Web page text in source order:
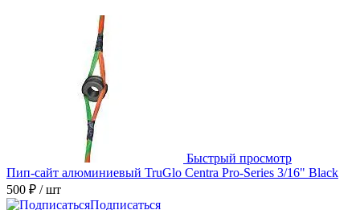
Быстрый просмотр
Пип-сайт алюминиевый TruGlo Centra Pro-Series 3/16" Black
500 ₽ / шт
Подписаться